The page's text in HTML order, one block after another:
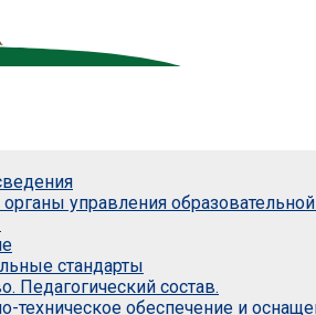
органы управления
стандарты
Педагогический состав.
техническое обеспечение и